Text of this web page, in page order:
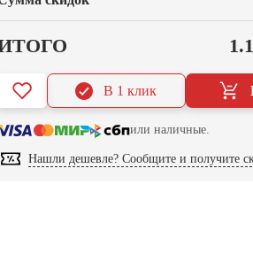
В 1 клик
или наличные.
Нашли дешевле? Сообщите и получите